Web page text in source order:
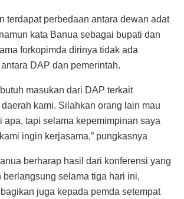
terdapat perbedaan antara dewan adat
kata Banua sebagai bupati dan
forkopimda dirinya tidak ada
DAP dan pemerintah.
masukan dari DAP terkait
kami. Silahkan orang lain mau
apa, tapi selama kepemimpinan saya
ingin kerjasama,” pungkasnya
berharap hasil dari konferensi yang
berlangsung selama tiga hari ini,
juga kepada pemda setempat